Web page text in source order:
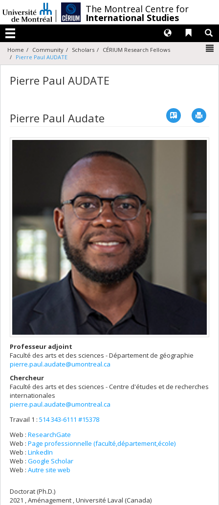
au
contenu
The Montreal Centre for
International Studies
Menu
Liens
Langues
Home Community Scholars
CÉRIUM Research Fellows
Pierre Paul AUDATE
Pierre Paul AUDATE
Pierre Paul Audate Vcard
Professeur adjoint
Faculté des arts et des sciences - Département de géographie
pierre.paul.audate@umontreal.ca
Chercheur
Faculté des arts et des sciences - Centre d'études et de recherches
internationales
pierre.paul.audate@umontreal.ca
Travail 1 : 514 343-6111 #15378
Web : ResearchGate
Web : Page professionnelle (faculté,département,école)
Web : LinkedIn
Web : Google Scholar
Web : Autre site web
Doctorat (Ph.D.)
2021 , Aménagement , Université Laval (Canada)